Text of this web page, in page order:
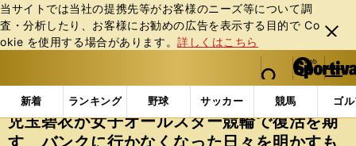
当サイトでは当社の提携先等がお客様のニーズ等について調
査・分析したり、お客様にお勧めの広告を表⽰する⽬的で Co
okie を使⽤する場合があります。詳しくはこちら
閉じ
る
web Sportiva (webスポルティーバ)
検索
マイペ
ー
ジ
メニュ
新着 ランキング 野球 サッカー 競馬 ゴ
b
ス
ポ
ル
インフォメーション その他 児玉碧衣が女子オール
児玉碧衣が女子オールスター競輪で復活を期
す バンクに行かなくなった日々を明かすも